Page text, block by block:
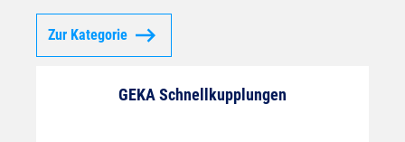
Zur Kategorie
GEKA Schnellkupplungen